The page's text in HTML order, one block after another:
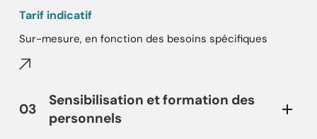
Tarif indicatif
Sur-mesure, en fonction des besoins spécifiques
03
Sensibilisation et formation des
personnels